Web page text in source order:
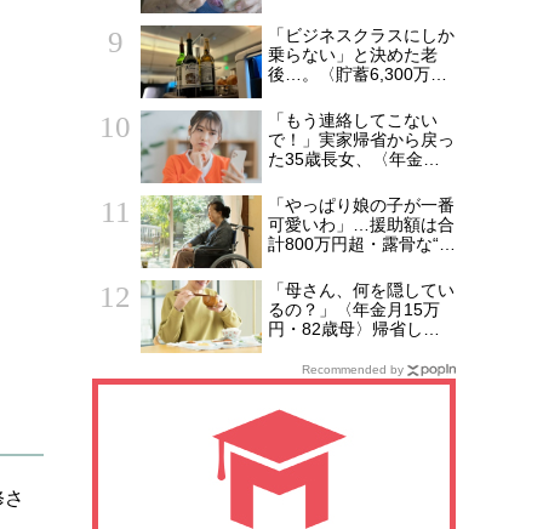
からの家路、モヤモヤが
収まらなかったワケ
「ビジネスクラスにしか
乗らない」と決めた老
後…。〈貯蓄6,300万
国後に募った後悔
「もう連絡してこない
で！」実家帰省から戻っ
た35歳長女、〈年金月
「絶縁LINE」を送った
理由
「やっぱり娘の子が一番
可愛いわ」…援助額は合
計800万円超・露骨な“孫
性、介護施設で直面した
「自業自得」
「母さん、何を隠してい
るの？」〈年金月15万
円・82歳母〉帰省した
った変化
Recommended by